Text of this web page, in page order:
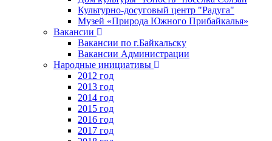
Культурно-досуговый центр "Радуга"
Музей «Природа Южного Прибайкалья»
Вакансии
Вакансии по г.Байкальску
Вакансии Администрации
Народные инициативы
2012 год
2013 год
2014 год
2015 год
2016 год
2017 год